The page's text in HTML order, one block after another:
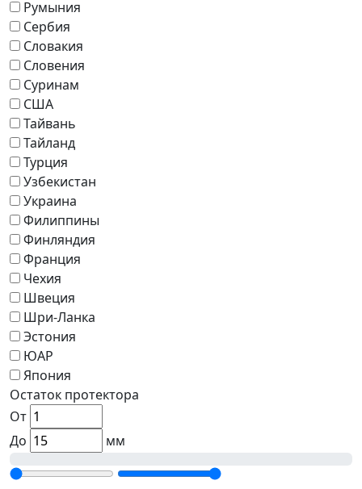
Румыния
Сербия
Словакия
Словения
Суринам
США
Тайвань
Тайланд
Турция
Узбекистан
Украина
Филиппины
Финляндия
Франция
Чехия
Швеция
Шри-Ланка
Эстония
ЮАР
Япония
Остаток протектора
От
До
мм